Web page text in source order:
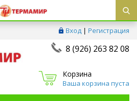
Вход | Регистрация
8 (926) 263 82 08
Корзина
Ваша корзина пуста